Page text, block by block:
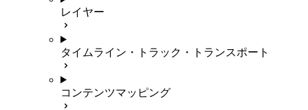
レイヤー
タイムライン・トラック・トランスポート
コンテンツマッピング